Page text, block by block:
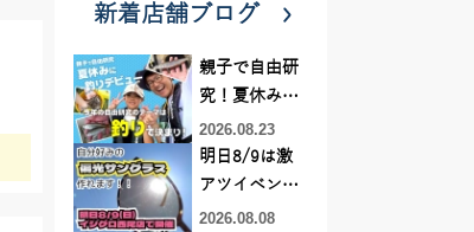
新着店舗ブログ
親子で自由研
究！夏休みに
釣りデビュー
2026.08.23
明日8/9は激
アツイベント
日！！！～オ
2026.08.08